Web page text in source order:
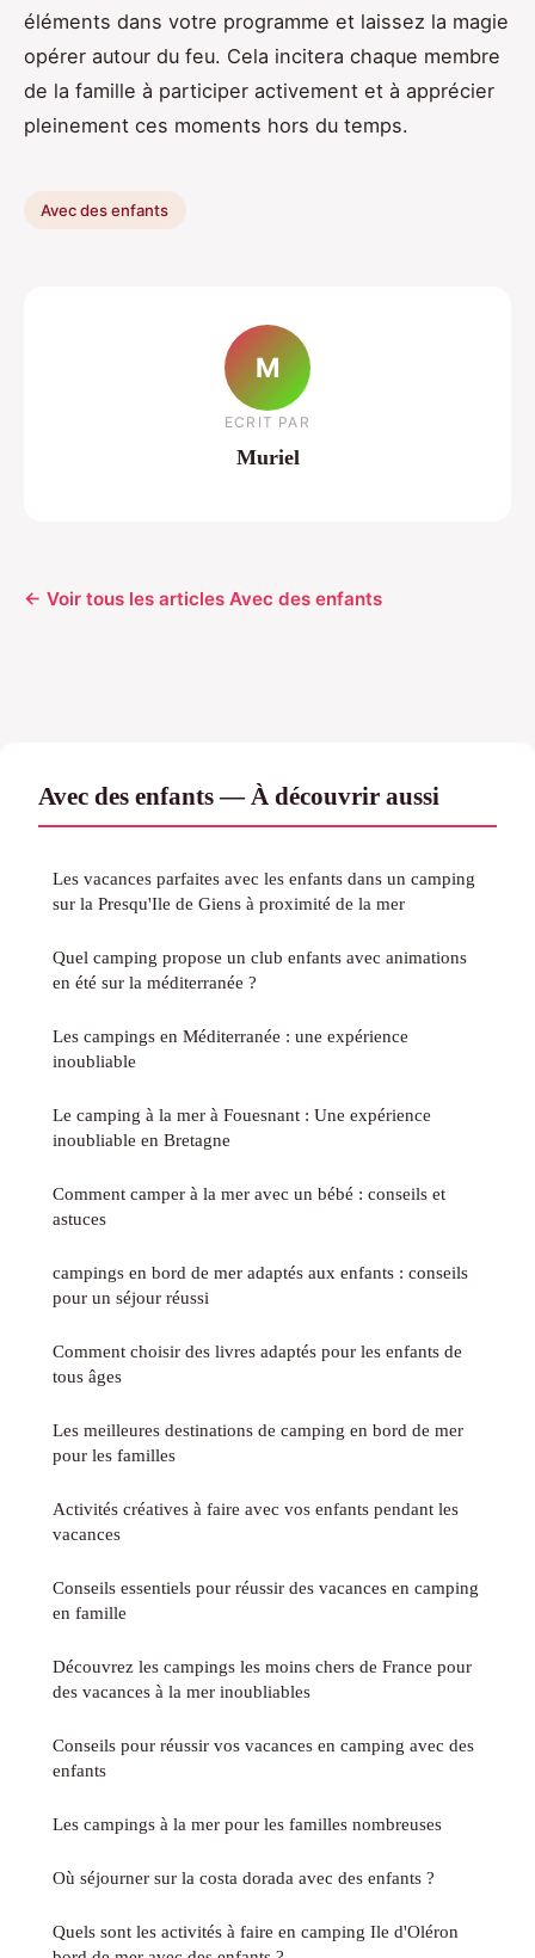
éléments dans votre programme et laissez la magie
opérer autour du feu. Cela incitera chaque membre
de la famille à participer activement et à apprécier
pleinement ces moments hors du temps.
Avec des enfants
M
ECRIT PAR
Muriel
← Voir tous les articles Avec des enfants
Avec des enfants — À découvrir aussi
Les vacances parfaites avec les enfants dans un camping
sur la Presqu'Ile de Giens à proximité de la mer
Quel camping propose un club enfants avec animations
en été sur la méditerranée ?
Les campings en Méditerranée : une expérience
inoubliable
Le camping à la mer à Fouesnant : Une expérience
inoubliable en Bretagne
Comment camper à la mer avec un bébé : conseils et
astuces
campings en bord de mer adaptés aux enfants : conseils
pour un séjour réussi
Comment choisir des livres adaptés pour les enfants de
tous âges
Les meilleures destinations de camping en bord de mer
pour les familles
Activités créatives à faire avec vos enfants pendant les
vacances
Conseils essentiels pour réussir des vacances en camping
en famille
Découvrez les campings les moins chers de France pour
des vacances à la mer inoubliables
Conseils pour réussir vos vacances en camping avec des
enfants
Les campings à la mer pour les familles nombreuses
Où séjourner sur la costa dorada avec des enfants ?
Quels sont les activités à faire en camping Ile d'Oléron